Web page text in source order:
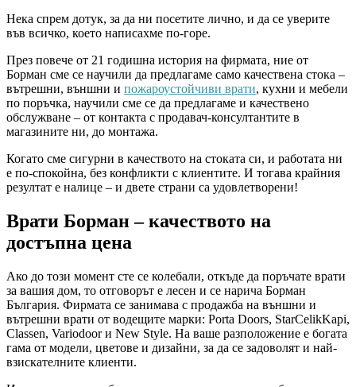
Нека спрем дотук, за да ни посетите лично, и да се уверите
във всичко, което написахме по-горе.
През повече от 21 годишна история на фирмата, ние от
Борман сме се научили да предлагаме само качествена стока –
вътрешни, външни и пожароустойчиви врати, кухни и мебели
по поръчка, научили сме се да предлагаме и качествено
обслужване – от контакта с продавач-консултантите в
магазините ни, до монтажа.
Когато сме сигурни в качеството на стоката си, и работата ни
е по-спокойна, без конфликти с клиентите. И тогава крайния
резултат е налице – и двете страни са удовлетворени!
Врати Борман – качеството на
достъпна цена
Ако до този момент сте се колебали, откъде да поръчате врати
за вашия дом, то отговорът е лесен и се нарича Борман
България. Фирмата се занимава с продажба на външни и
вътрешни врати от водещите марки: Porta Doors, StarCelikKapi,
Classen, Variodoor и New Style. На ваше разположение е богата
гама от модели, цветове и дизайни, за да се задоволят и най-
взискателните клиенти.